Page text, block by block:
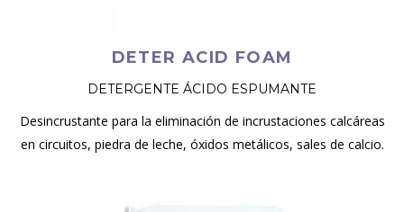
DETER ACID FOAM
DETERGENTE ÁCIDO ESPUMANTE
Desincrustante para la eliminación de incrustaciones calcáreas
en circuitos, piedra de leche, óxidos metálicos, sales de calcio.